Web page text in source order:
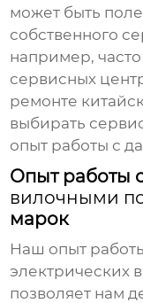
может быть
собственного
например,
сервисных
ремонте
выбирать
опыт работы с
Опыт работы
вилочными
марок
Наш опыт
электрических
позволяет нам